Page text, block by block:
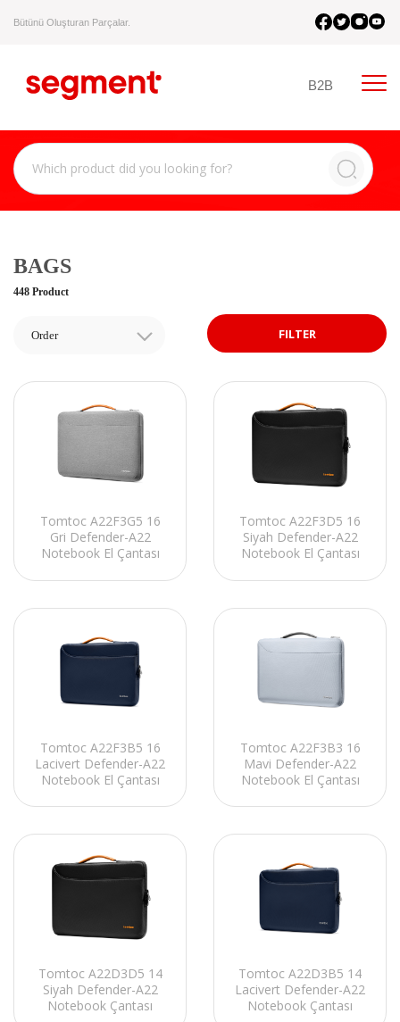
Bütünü Oluşturan Parçalar.
B2B
BAGS
FILTER
448 Product
Order
Tomtoc A22F3G5 16
Gri Defender-A22
Notebook El Çantası
Tomtoc A22F3D5 16
Siyah Defender-A22
Notebook El Çantası
Tomtoc A22F3B5 16
Lacivert Defender-A22
Notebook El Çantası
Tomtoc A22F3B3 16
Mavi Defender-A22
Notebook El Çantası
Tomtoc A22D3D5 14
Siyah Defender-A22
Notebook Çantası
Tomtoc A22D3B5 14
Lacivert Defender-A22
Notebook Çantası